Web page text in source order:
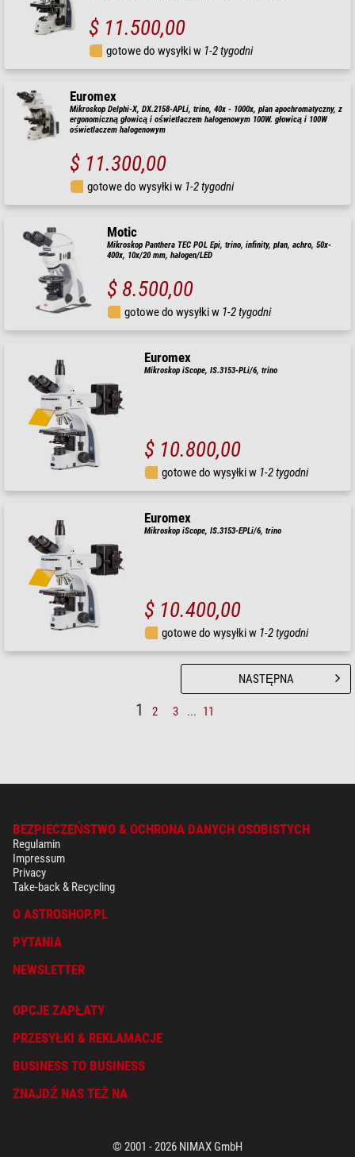
$ 11.500,00
gotowe do wysyłki w 1-2 tygodni
Euromex
Mikroskop Delphi-X, DX.2158-APLi, trino, 40x - 1000x, plan apochromatyczny, z
ergonomiczną głowicą i oświetlaczem halogenowym 100W. głowicą i 100W
oświetlaczem halogenowym
$ 11.300,00
gotowe do wysyłki w 1-2 tygodni
Motic
Mikroskop Panthera TEC POL Epi, trino, infinity, plan, achro, 50x-
400x, 10x/20 mm, halogen/LED
$ 8.500,00
gotowe do wysyłki w 1-2 tygodni
Euromex
Mikroskop iScope, IS.3153-PLi/6, trino
$ 10.800,00
gotowe do wysyłki w 1-2 tygodni
Euromex
Mikroskop iScope, IS.3153-EPLi/6, trino
$ 10.400,00
gotowe do wysyłki w 1-2 tygodni
1 2 3 ... 11
NASTĘPNA
BEZPIECZEŃSTWO & OCHRONA DANYCH OSOBISTYCH
Regulamin
Impressum
Privacy
Take-back & Recycling
O ASTROSHOP.PL
PYTANIA
NEWSLETTER
OPCJE ZAPŁATY
PRZESYŁKI & REKLAMACJE
BUSINESS TO BUSINESS
ZNAJDŹ NAS TEŻ NA
© 2001 - 2026 NIMAX GmbH